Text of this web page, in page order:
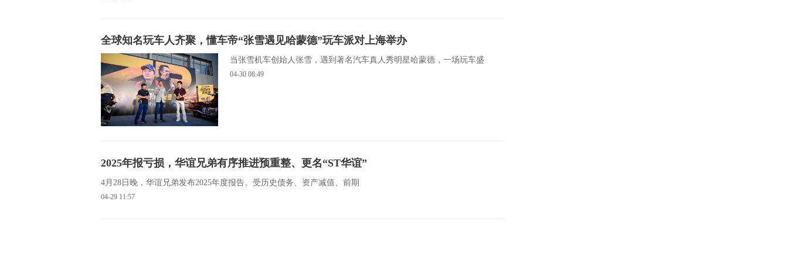
全球知名玩车人齐聚，懂车帝“张雪遇见哈蒙德”玩车派对上海举办
当张雪机车创始人张雪，遇到著名汽车真人秀明星哈蒙德，一场玩车盛
04-30 08:49
2025年报亏损，华谊兄弟有序推进预重整、更名“ST华谊”
4月28日晚，华谊兄弟发布2025年度报告。受历史债务、资产减值、前期
04-29 11:57